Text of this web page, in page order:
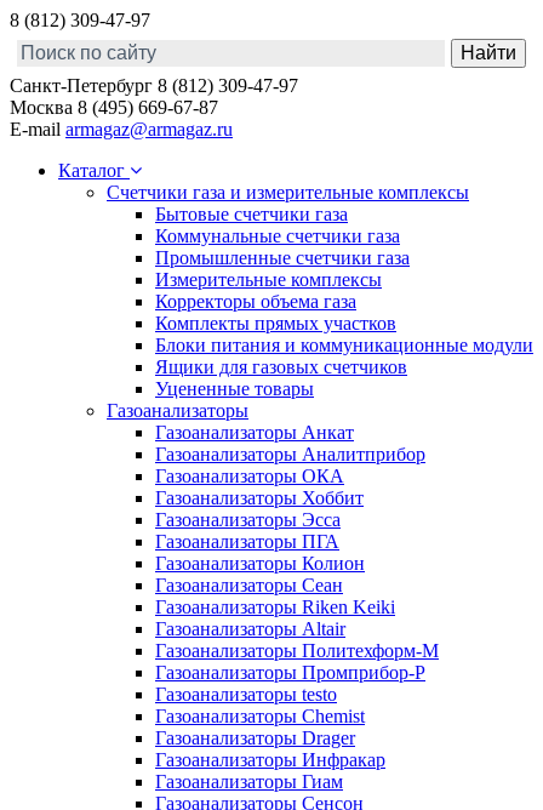
8 (812) 309-47-97
Санкт-Петербург 8 (812) 309-47-97
Москва 8 (495) 669-67-87
E-mail armagaz@armagaz.ru
Каталог
Счетчики газа и измерительные комплексы
Бытовые счетчики газа
Коммунальные счетчики газа
Промышленные счетчики газа
Измерительные комплексы
Корректоры объема газа
Комплекты прямых участков
Блоки питания и коммуникационные модули
Ящики для газовых счетчиков
Уцененные товары
Газоанализаторы
Газоанализаторы Анкат
Газоанализаторы Аналитприбор
Газоанализаторы ОКА
Газоанализаторы Хоббит
Газоанализаторы Эсса
Газоанализаторы ПГА
Газоанализаторы Колион
Газоанализаторы Сеан
Газоанализаторы Riken Keiki
Газоанализаторы Altair
Газоанализаторы Политехформ-М
Газоанализаторы Промприбор-Р
Газоанализаторы testo
Газоанализаторы Chemist
Газоанализаторы Drager
Газоанализаторы Инфракар
Газоанализаторы Гиам
Газоанализаторы Сенсон